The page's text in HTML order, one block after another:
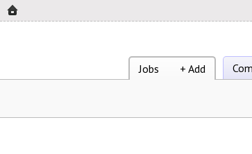
Jobs + Add